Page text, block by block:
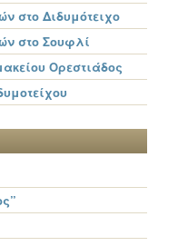
στο Διδυμότειχο
στο Σουφλί
Ορεστιάδος